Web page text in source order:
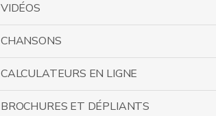
VIDÉOS
CHANSONS
CALCULATEURS EN LIGNE
BROCHURES ET DÉPLIANTS